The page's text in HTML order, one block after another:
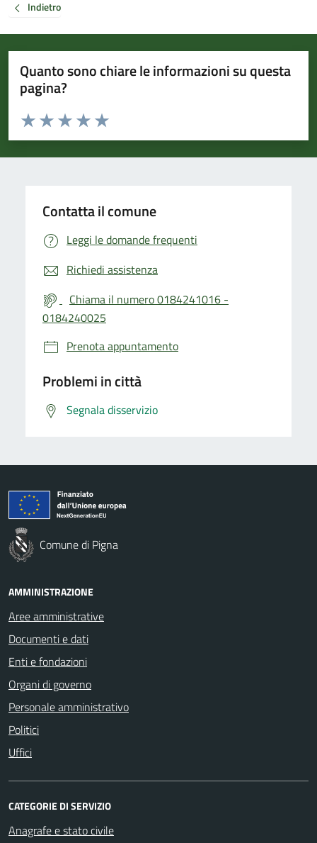
Indietro
Quanto sono chiare le informazioni su questa
pagina?
Valuta da 1 a 5 stelle la pagina
Valuta 5 stelle su 5
Valuta 4 stelle su 5
Valuta 3 stelle su 5
Valuta 2 stelle su 5
Valuta 1 stelle su 5
Contatta il comune
Leggi le domande frequenti
Richiedi assistenza
Chiama il numero 0184241016 -
0184240025
Prenota appuntamento
Problemi in città
Segnala disservizio
Comune di Pigna
AMMINISTRAZIONE
Aree amministrative
Documenti e dati
Enti e fondazioni
Organi di governo
Personale amministrativo
Politici
Uffici
CATEGORIE DI SERVIZIO
Anagrafe e stato civile